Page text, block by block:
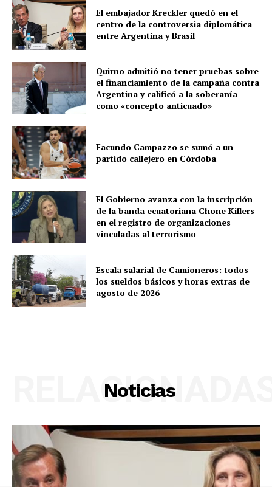
El embajador Kreckler quedó en el
centro de la controversia diplomática
entre Argentina y Brasil
Quirno admitió no tener pruebas sobre
el financiamiento de la campaña contra
Argentina y calificó a la soberanía
como «concepto anticuado»
Facundo Campazzo se sumó a un
partido callejero en Córdoba
El Gobierno avanza con la inscripción
de la banda ecuatoriana Chone Killers
en el registro de organizaciones
vinculadas al terrorismo
Escala salarial de Camioneros: todos
los sueldos básicos y horas extras de
agosto de 2026
Noticias